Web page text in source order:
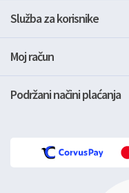
Služba za korisnike
Moj račun
Podržani načini plaćanja